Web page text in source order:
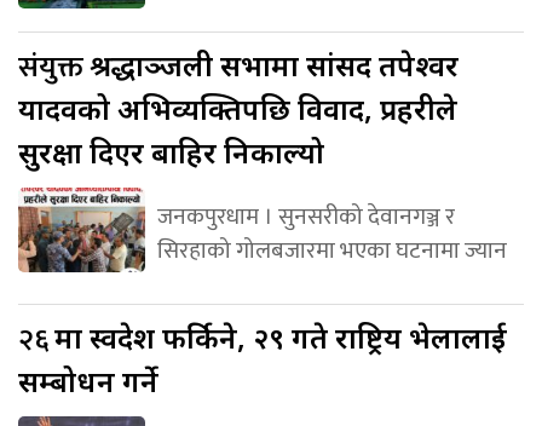
संयुक्तश्रद्धाञ्जली सभामा सांसद तपेश्वर
यादवको अभिव्यक्तिपछि विवाद, प्रहरीले
सुरक्षा दिएर बाहिर निकाल्यो
जनकपुरधाम । सुनसरीको देवानगञ्ज र
सिरहाको गोलबजारमा भएका घटनामा ज्यान
२६मा स्वदेश फर्किने, २९ गते राष्ट्रिय भेलालाई
सम्बोधन गर्ने